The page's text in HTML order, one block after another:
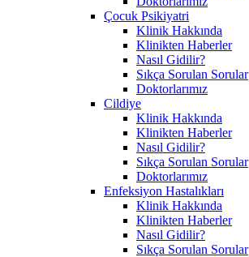
Çocuk Psikiyatri
Klinik Hakkında
Klinikten Haberler
Nasıl Gidilir?
Sıkça Sorulan Sorular
Doktorlarımız
Cildiye
Klinik Hakkında
Klinikten Haberler
Nasıl Gidilir?
Sıkça Sorulan Sorular
Doktorlarımız
Enfeksiyon Hastalıkları
Klinik Hakkında
Klinikten Haberler
Nasıl Gidilir?
Sıkça Sorulan Sorular